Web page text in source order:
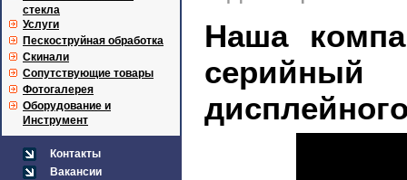
стекла
Услуги
Пескоструйная обработка
Скинали
Сопутствующие товары
Фотогалерея
Оборудование и
Инструмент
Контакты
Вакансии
Наша
серийный